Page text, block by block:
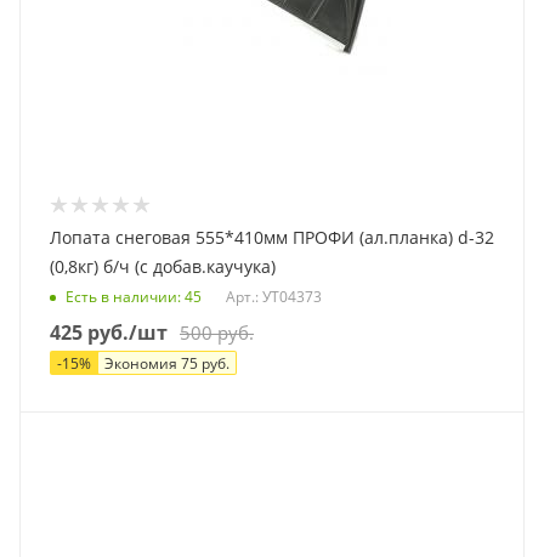
Лопата снеговая 555*410мм ПРОФИ (ал.планка) d-32
(0,8кг) б/ч (с добав.каучука)
Есть в наличии: 45 Арт.: УТ04373
425 руб./шт 500руб.
-15% Экономия 75 руб.